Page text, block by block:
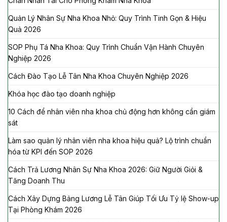
Quản Lý Nhân Sự Nha Khoa Nhỏ: Quy Trình Tinh Gọn & Hiệu
Quả 2026
SOP Phụ Tá Nha Khoa: Quy Trình Chuẩn Vận Hành Chuyên
Nghiệp 2026
Cách Đào Tạo Lễ Tân Nha Khoa Chuyên Nghiệp 2026
Khóa học đào tạo doanh nghiệp
10 Cách để nhân viên nha khoa chủ động hơn không cần giám
sát
Làm sao quản lý nhân viên nha khoa hiệu quả? Lộ trình chuẩn
hóa từ KPI đến SOP 2026
Cách Trả Lương Nhân Sự Nha Khoa 2026: Giữ Người Giỏi &
Tăng Doanh Thu
Cách Xây Dựng Bảng Lương Lễ Tân Giúp Tối Ưu Tỷ lệ Show-up
Tại Phòng Khám 2026